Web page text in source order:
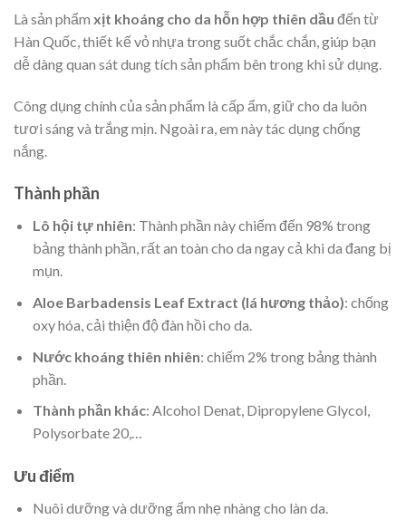
Là sản phẩm xịt khoáng cho da hỗn hợp thiên dầu đến từ
Hàn Quốc, thiết kế vỏ nhựa trong suốt chắc chắn, giúp bạn
dễ dàng quan sát dung tích sản phẩm bên trong khi sử dụng.
Công dụng chính của sản phẩm là cấp ẩm, giữ cho da luôn
tươi sáng và trắng mịn. Ngoài ra, em này tác dụng chống
nắng.
Thành phần
Lô hội tự nhiên: Thành phần này chiếm đến 98% trong
bảng thành phần, rất an toàn cho da ngay cả khi da đang bị
mụn.
Aloe Barbadensis Leaf Extract (lá hương thảo): chống
oxy hóa, cải thiện độ đàn hồi cho da.
Nước khoáng thiên nhiên: chiếm 2% trong bảng thành
phần.
Thành phần khác: Alcohol Denat, Dipropylene Glycol,
Polysorbate 20,…
Ưu điểm
Nuôi dưỡng và dưỡng ẩm nhẹ nhàng cho làn da.